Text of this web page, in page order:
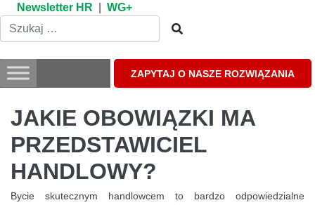
Newsletter HR WG+
ZAPYTAJ O NASZE ROZWIĄZANIA
JAKIE OBOWIĄZKI MA
PRZEDSTAWICIEL
HANDLOWY?
Bycie skutecznym handlowcem to bardzo odpowiedzialne